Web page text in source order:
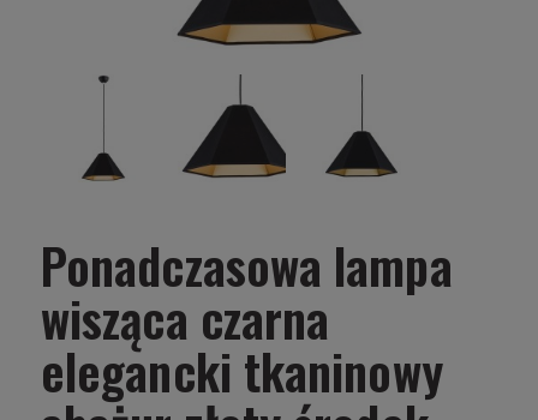
Ponadczasowa lampa
wisząca czarna
elegancki tkaninowy